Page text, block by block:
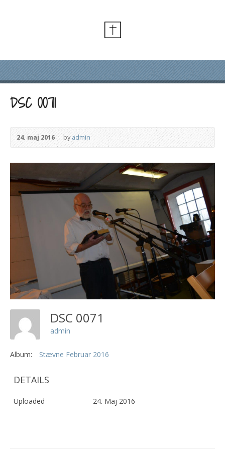
DSC 0071
24. maj 2016 byadmin
DSC 0071
admin
Album: Stævne Februar 2016
DETAILS
Uploaded 24. Maj 2016